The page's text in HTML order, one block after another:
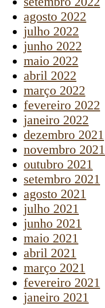
agosto 2022
julho 2022
junho 2022
maio 2022
abril 2022
março 2022
fevereiro 2022
janeiro 2022
dezembro 2021
novembro 2021
outubro 2021
setembro 2021
agosto 2021
julho 2021
junho 2021
maio 2021
abril 2021
março 2021
fevereiro 2021
janeiro 2021